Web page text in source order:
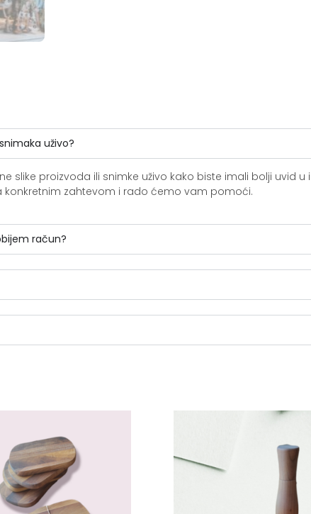
uživo?
slike proizvoda ili snimke uživo kako biste imali bolji uvid u
konkretnim zahtevom i rado ćemo vam pomoći.
račun?